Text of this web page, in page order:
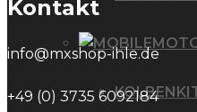
Kontakt
info@mxshop-ihle.de
+49 (0) 3735 6092184